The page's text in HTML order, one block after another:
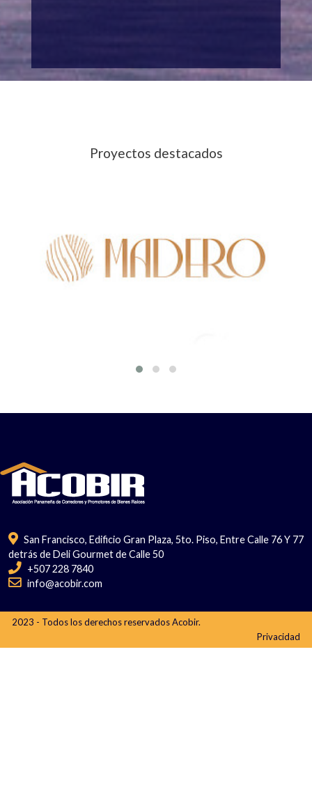
Proyectos destacados
San Francisco, Edificio Gran Plaza, 5to. Piso, Entre Calle 76 Y 77
detrás de Deli Gourmet de Calle 50
+507 228 7840
info@acobir.com
2023 - Todos los derechos reservados Acobir.
Privacidad